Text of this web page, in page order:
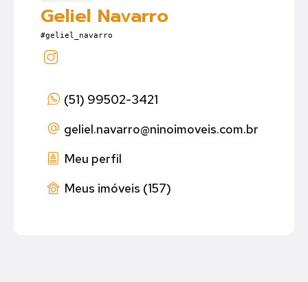
Geliel Navarro
#geliel_navarro
(51) 99502-3421
geliel.navarro@ninoimoveis.com.br
Meu perfil
Meus imóveis (157)